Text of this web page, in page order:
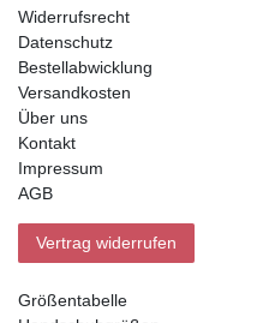
Widerrufsrecht
Datenschutz
Bestellabwicklung
Versandkosten
Über uns
Kontakt
Impressum
AGB
Vertrag widerrufen
Größentabelle